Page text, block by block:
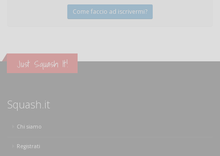
Come faccio ad iscrivermi?
Just Squash It!
Squash.it
Chi siamo
Registrati